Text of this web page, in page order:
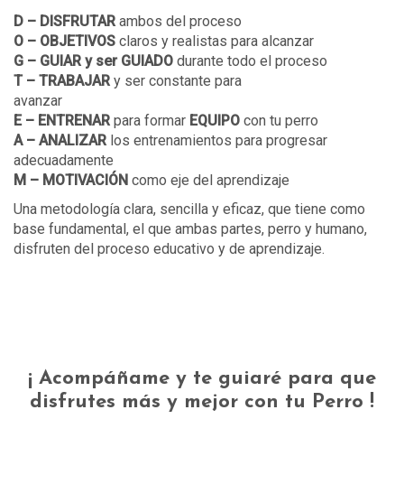
D – DISFRUTAR ambos del proceso
O – OBJETIVOS claros y realistas para alcanzar
G – GUIAR y ser GUIADO durante todo el proceso
T – TRABAJAR y ser constante para
avanzar
E – ENTRENAR para formar EQUIPO con tu perro
A – ANALIZAR los entrenamientos para progresar
adecuadamente
M – MOTIVACIÓN como eje del aprendizaje
Una metodología clara, sencilla y eficaz, que tiene como
base fundamental, el que ambas partes, perro y humano,
disfruten del proceso educativo y de aprendizaje.
¡ Acompáñame y te guiaré para que
disfrutes más y mejor con tu Perro !